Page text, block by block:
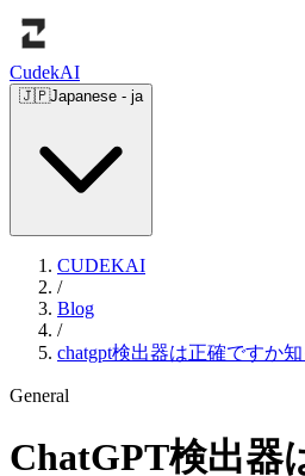
CudekAI
🇯🇵Japanese - ja
CUDEKAI
/
Blog
/
chatgpt検出器は正確ですか
General
ChatGPT検出器